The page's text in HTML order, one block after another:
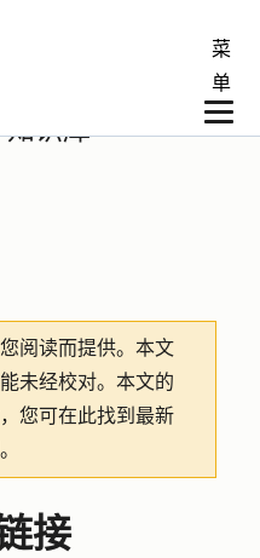
菜
单
知识库
阅读而提供。 本文
未经校对。本文的
您可在此找到最新
接